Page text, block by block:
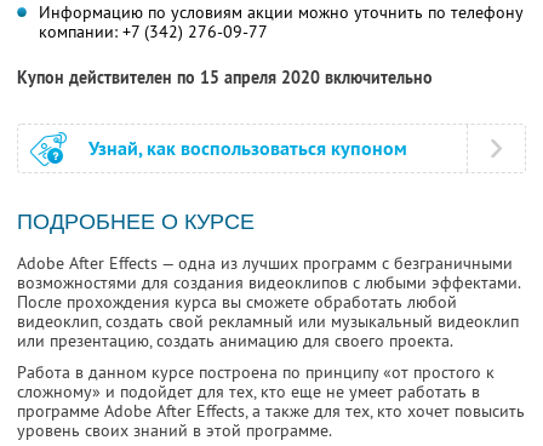
Информацию по условиям акции можно уточнить по телефону
компании: +7 (342) 276-09-77
Купон действителен по 15 апреля 2020 включительно
Узнай, как воспользоваться купоном
ПОДРОБНЕЕ О КУРСЕ
Adobe After Effects — одна из лучших программ с безграничными
возможностями для создания видеоклипов с любыми эффектами.
После прохождения курса вы сможете обработать любой
видеоклип, создать свой рекламный или музыкальный видеоклип
или презентацию, создать анимацию для своего проекта.
Работа в данном курсе построена по принципу «от простого к
сложному» и подойдет для тех, кто еще не умеет работать в
программе Adobe After Effects, а также для тех, кто хочет повысить
уровень своих знаний в этой программе.